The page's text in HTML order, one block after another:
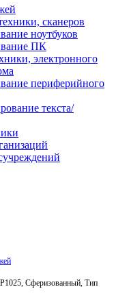
сканеров
ноутбуков
ПК
электронного
периферийного
текста/
Сферизованный, Тип